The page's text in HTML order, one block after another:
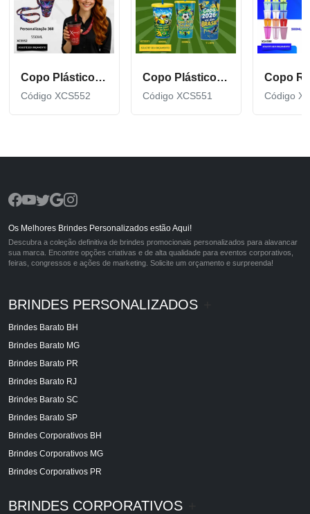
Copo Plástico de 550 ML com Tirante Personalizado XCS552
Código XCS552
Copo Plástico personalizado In Mold Label 360 XCS551
Código XCS551 Código
Os Melhores Brindes Personalizados estão Aqui!
Descubra a coleção definitiva de brindes promocionais personalizados para alavancar
sua marca. Encontre opções criativas e de alta qualidade para eventos corporativos,
feiras, congressos e ações de marketing. Solicite um orçamento e surpreenda!
BRINDES PERSONALIZADOS
Brindes Barato BH
Brindes Barato MG
Brindes Barato PR
Brindes Barato RJ
Brindes Barato SC
Brindes Barato SP
Brindes Corporativos BH
Brindes Corporativos MG
Brindes Corporativos PR
BRINDES CORPORATIVOS